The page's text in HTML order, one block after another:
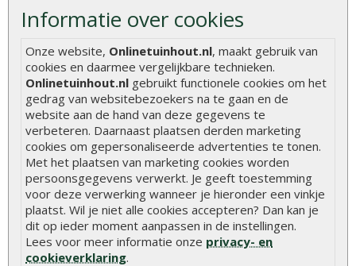
Informatie over cookies
Onze website, Onlinetuinhout.nl, maakt gebruik van
cookies en daarmee vergelijkbare technieken.
Onlinetuinhout.nl gebruikt functionele cookies om het
gedrag van websitebezoekers na te gaan en de
website aan de hand van deze gegevens te
verbeteren. Daarnaast plaatsen derden marketing
cookies om gepersonaliseerde advertenties te tonen.
Met het plaatsen van marketing cookies worden
persoonsgegevens verwerkt. Je geeft toestemming
voor deze verwerking wanneer je hieronder een vinkje
plaatst. Wil je niet alle cookies accepteren? Dan kan je
dit op ieder moment aanpassen in de instellingen.
Lees voor meer informatie onze privacy- en
cookieverklaring.
geïmpregneerd 60 x 180
cm
Tuinhek recht geïmpregneerd
60 x 180 cm, een laag
hekwerk vo..
€ 18,95
aanbieding grenen
geïmpregneerd 1,6 x 14 x
240 cm
Schuttingplank aanbieding
grenen geïmpregneerd 1,6 x
14 x 24..
€ 4,10 € 4,95